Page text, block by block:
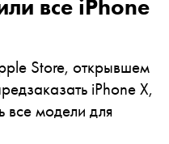
все iPhone
Store, открывшем
iPhone X,
все модели для